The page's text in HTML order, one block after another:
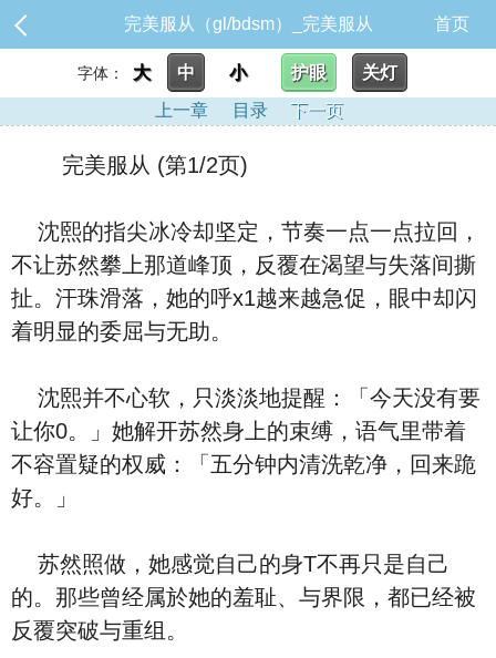
完美服从（gl/bdsm）_完美服从 首页
字体： 大 中 小 护眼
关灯
上一章
目录 下一页
完美服从 (第1/2页)
沈熙的指尖冰冷却坚定，节奏一点一点拉回，
不让苏然攀上那道峰顶，反覆在渴望与失落间撕
扯。汗珠滑落，她的呼x1越来越急促，眼中却闪
着明显的委屈与无助。
沈熙并不心软，只淡淡地提醒：「今天没有要
让你0。」她解开苏然身上的束缚，语气里带着
不容置疑的权威：「五分钟内清洗乾净，回来跪
好。」
苏然照做，她感觉自己的身T不再只是自己
的。那些曾经属於她的羞耻、与界限，都已经被
反覆突破与重组。